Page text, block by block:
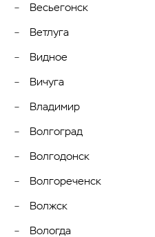
Весьегонск
Ветлуга
Видное
Вичуга
Владимир
Волгоград
Волгодонск
Волгореченск
Волжск
Вологда